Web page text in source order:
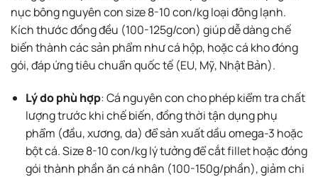
nục bông nguyên con size 8-10 con/kg loại đông lạnh.
Kích thước đồng đều (100-125g/con) giúp dễ dàng chế
biến thành các sản phẩm như cá hộp, hoặc cá kho đóng
gói, đáp ứng tiêu chuẩn quốc tế (EU, Mỹ, Nhật Bản).
Lý do phù hợp: Cá nguyên con cho phép kiểm tra chất
lượng trước khi chế biến, đồng thời tận dụng phụ
phẩm (đầu, xương, da) để sản xuất dầu omega-3 hoặc
bột cá. Size 8-10 con/kg lý tưởng để cắt fillet hoặc đóng
gói thành phần ăn cá nhân (100-150g/phần), giảm chi